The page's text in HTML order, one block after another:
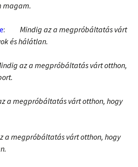
magam.
: Mindig az a megpróbáltatás várt
és hálátlan.
az a megpróbáltatás várt otthon,
a megpróbáltatás várt otthon, hogy
a megpróbáltatás várt otthon, hogy